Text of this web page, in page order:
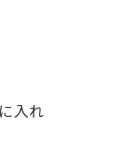
入れ